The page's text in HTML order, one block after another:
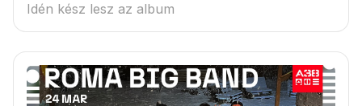
Idén kész lesz az album